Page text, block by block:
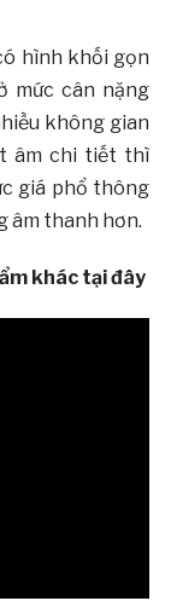
hình khối gọn
mức cân nặng
không gian
âm chi tiết thì
giá phổ thông
âm thanh hơn.
khác tại đây